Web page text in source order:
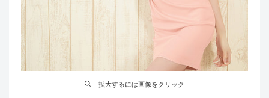
拡大するには画像をクリック